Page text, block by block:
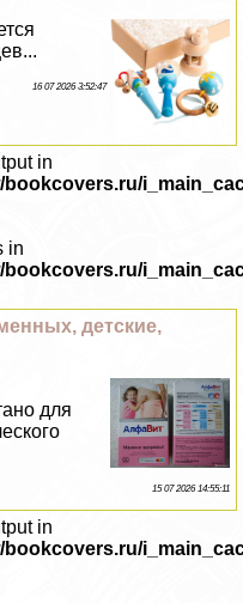
16 07 2026 3:52:47
in
bookcovers.ru/
in
bookcovers.ru/
детские,
для
15 07 2026 14:55:11
in
bookcovers.ru/